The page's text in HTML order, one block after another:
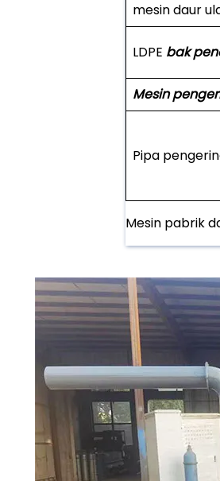
mesin daur
LDPE bak
Mesin
Pipa
Mesin pabrik